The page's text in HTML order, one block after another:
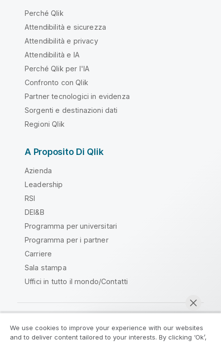
Perché Qlik
Attendibilità e sicurezza
Attendibilità e privacy
Attendibilità e IA
Perché Qlik per l'IA
Confronto con Qlik
Partner tecnologici in evidenza
Sorgenti e destinazioni dati
Regioni Qlik
A Proposito Di Qlik
Azienda
Leadership
RSI
DEI&B
Programma per universitari
Programma per i partner
Carriere
Sala stampa
Uffici in tutto il mondo/Contatti
Qlik Community
We use cookies to improve your experience with our websites
and to deliver content tailored to your interests. By clicking ‘Ok’,